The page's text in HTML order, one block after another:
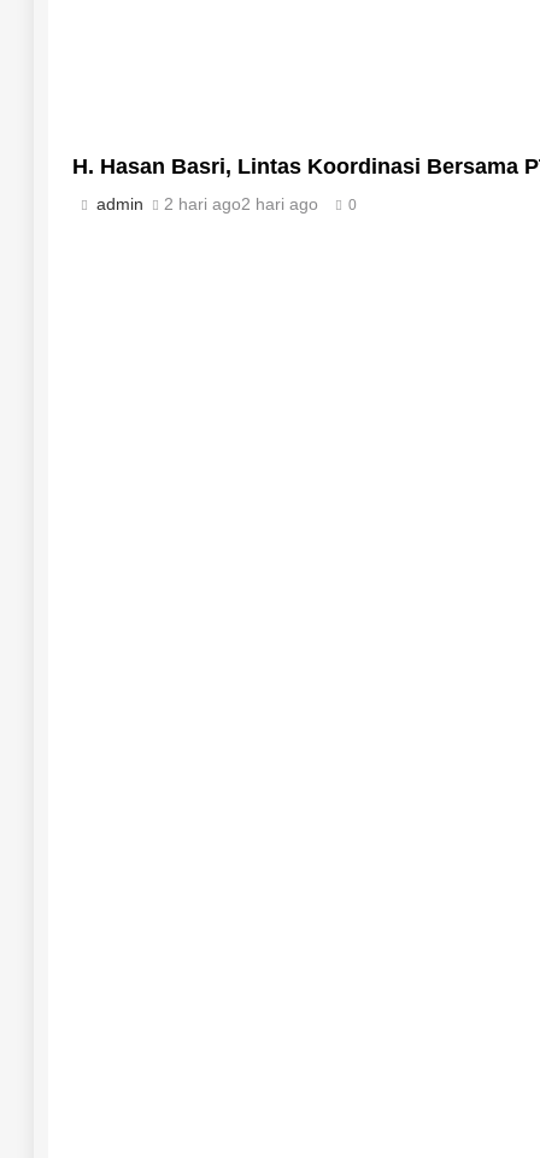
H. Hasan Basri, Lintas Koordinasi Bersama
admin 2 hari ago2 hari ago 0